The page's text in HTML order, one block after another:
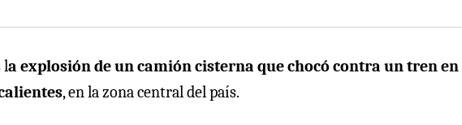
la explosión de un camión cisterna que chocó contra un tren en
, en la zona central del país.